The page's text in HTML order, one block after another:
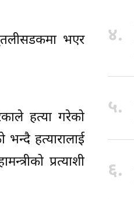
भएर
हत्या गरेको
हत्यारालाई
प्रत्याशी
४.
५.
६.